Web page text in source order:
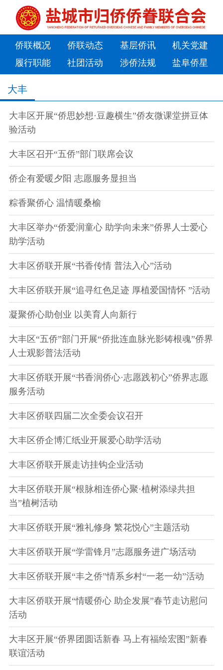
侨联概况 侨联动态 基层侨讯
机关党建
履行职能
社团活动 涉侨法规 盐阜侨星
大丰
大丰区开展“侨思妙想·豆趣横生”侨友微课堂拼豆体
验活动
大丰区召开“五侨”部门联席会议
侨企有爱暖夕阳 志愿服务显担当
粽香聚侨心 温情暖桑榆
大丰区举办“侨爱润童心 助学向未来”侨界人士爱心
助学活动
大丰区侨联开展“书香传情 普法入心”活动
大丰区侨联开展“追寻红色足迹 厚植爱国情怀 ”活动
凝聚侨心助创业 以美育人向新行
大丰区“五侨”部门开展“侨批连血脉光影铸根魂”侨界
人士观影普法活动
大丰区侨联开展“书香润侨心·志愿践初心”侨界志愿
服务活动
大丰区侨联四届二次全委会议召开
大丰区侨企博汇纸业开展爱心助学活动
大丰区侨联开展走访挂钩企业活动
大丰区侨联开展“根脉相连侨心聚·植树添绿共担
当”植树活动
大丰区侨联开展“雅礼修身 繁花悦心”主题活动
大丰区侨联开展“学雷锋月”志愿服务进广场活动
大丰区侨联开展“丰之侨”情系乡村“一老一幼”活动
大丰区侨联开展“情暖侨心 助企发展”春节走访慰问
活动
大丰区开展“侨界团圆话新春 马上有福绘宏图”新春
联谊活动